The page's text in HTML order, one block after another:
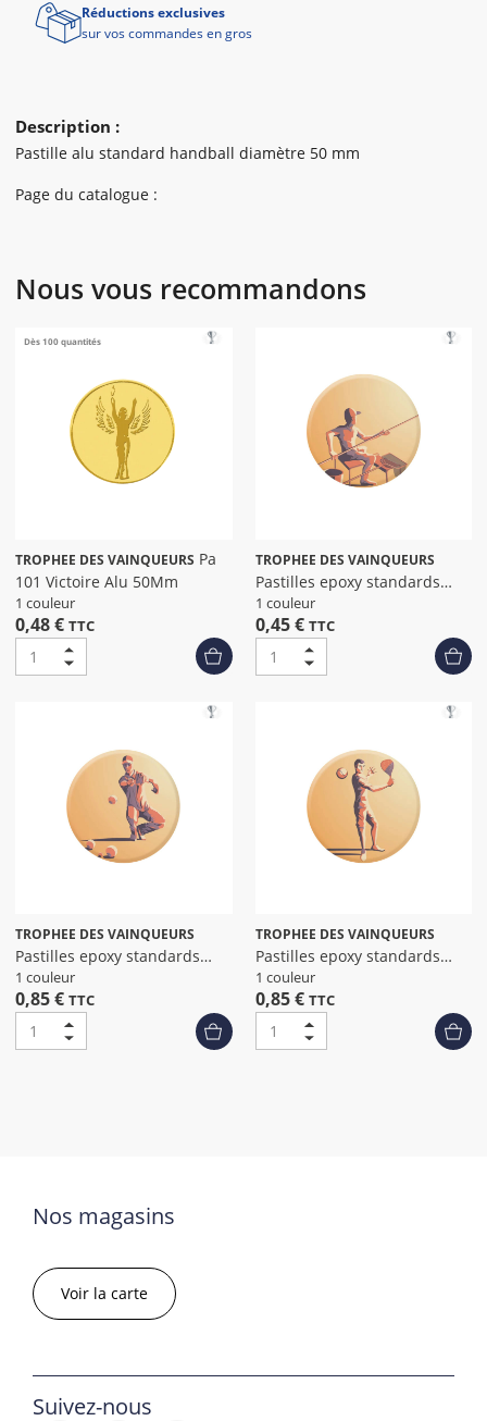
Description :
Pastille alu standard handball diamètre 50 mm
Page du catalogue :
Réductions exclusives
sur vos commandes en gros
Nous vous recommandons
Dès 100 quantités
TROPHEE DES VAINQUEURS
101 Victoire Alu 50Mm
1 couleur
0,48 € TTC
TROPHEE DES VAINQUEURS
Pastilles epoxy standards
peche dia
1 couleur
0,45 € TTC
TROPHEE DES VAINQUEURS
Pastilles epoxy standards
petanque
1 couleur
0,85 € TTC
TROPHEE DES VAINQUEURS
Pastilles epoxy standards
padel dia
1 couleur
0,85 € TTC
Nos magasins
Voir la carte
Suivez-nous